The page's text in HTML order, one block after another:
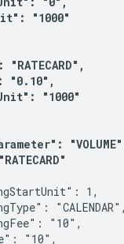
"1000"
"RATECARD",
"0.10",
"1000"
1,
"CALENDAR",
"10",
"10",